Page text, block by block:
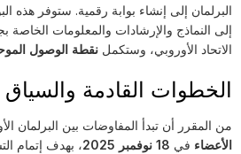
البرلمان إلى إنشاء بوابة رقمية. ستوفر هذه
إلى النماذج والإرشادات والمعلومات الخاصة
الاتحاد الأوروبي، وستكمل نقطة الوصول
الخطوات القادمة والسياق
من المقرر أن تبدأ المفاوضات بين البرلمان
الأعضاء في 18 نوفمبر 2025